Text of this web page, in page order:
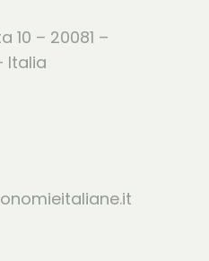
10 – 20081 –
Italia